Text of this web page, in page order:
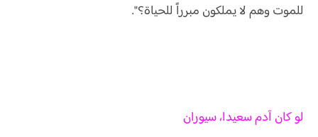
للموت وهم لا يملكون مبرراً للحياة؟".
لو كان آدم سعيدا، سيوران